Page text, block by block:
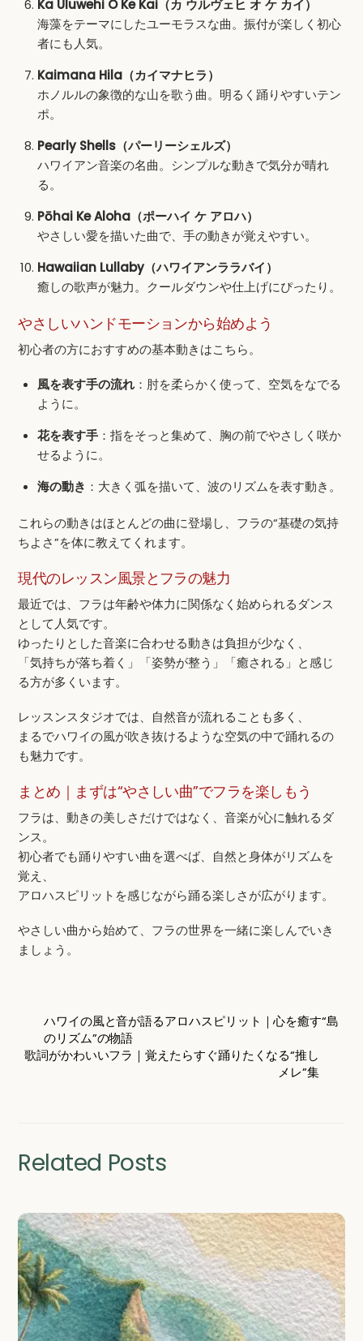
Ka Uluwehi O Ke Kai（カ ウルヴェヒ オ ケ カイ）
海藻をテーマにしたユーモラスな曲。振付が楽しく初心
者にも人気。
Kaimana Hila（カイマナヒラ）
ホノルルの象徴的な山を歌う曲。明るく踊りやすいテン
ポ。
Pearly Shells（パーリーシェルズ）
ハワイアン音楽の名曲。シンプルな動きで気分が晴れ
る。
Pōhai Ke Aloha（ポーハイ ケ アロハ）
やさしい愛を描いた曲で、手の動きが覚えやすい。
Hawaiian Lullaby（ハワイアンララバイ）
癒しの歌声が魅力。クールダウンや仕上げにぴったり。
やさしいハンドモーションから始めよう
初心者の方におすすめの基本動きはこちら。
風を表す手の流れ ：肘を柔らかく使って、空気をなでる
ように。
花を表す手 ：指をそっと集めて、胸の前でやさしく咲か
せるように。
海の動き ：大きく弧を描いて、波のリズムを表す動き。
これらの動きはほとんどの曲に登場し、フラの“基礎の気持
ちよさ”を体に教えてくれます。
現代のレッスン風景とフラの魅力
最近では、フラは年齢や体力に関係なく始められるダンス
として人気です。
ゆったりとした音楽に合わせる動きは負担が少なく、
「気持ちが落ち着く」「姿勢が整う」「癒される」と感じ
る方が多くいます。
レッスンスタジオでは、自然音が流れることも多く、
まるでハワイの風が吹き抜けるような空気の中で踊れるの
も魅力です。
まとめ｜まずは“やさしい曲”でフラを楽しもう
フラは、動きの美しさだけではなく、音楽が心に触れるダ
ンス。
初心者でも踊りやすい曲を選べば、自然と身体がリズムを
覚え、
アロハスピリットを感じながら踊る楽しさが広がります。
やさしい曲から始めて、フラの世界を一緒に楽しんでいき
ましょう。
ハワイの風と音が語るアロハスピリット｜心を癒す“島
のリズム”の物語
歌詞がかわいいフラ｜覚えたらすぐ踊りたくなる“推し
メレ”集
Related Posts